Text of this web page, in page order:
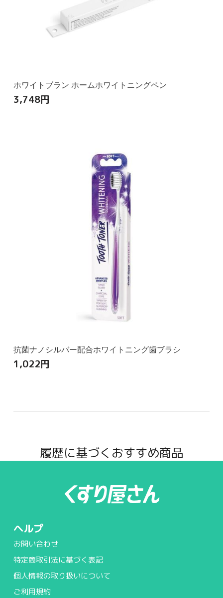
ホワイトブラン ホームホワイトニングペン
3,748円
抗菌ナノシルバー配合ホワイトニング歯ブラシ
1,022円
履歴に基づくおすすめ商品
ヘルプ
お問い合わせ
特定商取引法に基づく表記
個人情報の取り扱いについて
ご利用規約